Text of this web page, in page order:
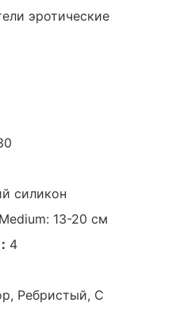
эротические
силикон
Medium: 13-20 см
4
Ребристый, С